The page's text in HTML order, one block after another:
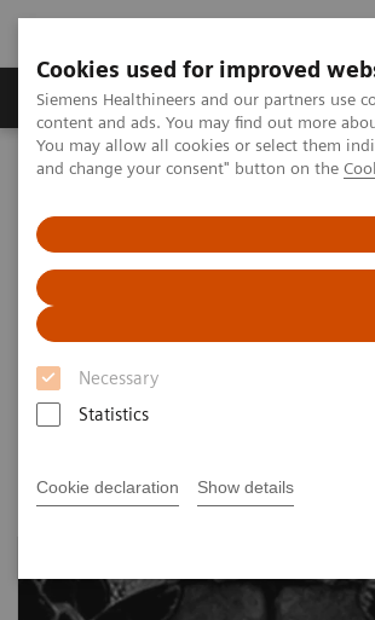
Cookies used for improved
Siemens Healthineers and our partners use
content and ads. You may find out more
You may allow all cookies or select them
and change your consent" button on the
Necessary
Statistics
Cookie declaration Show details
Produkte und Services
Home
Weiterbildung & Training
Siemens Healthineers
Hier finden Sie alle Siemens
Österreich.